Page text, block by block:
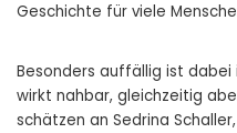
Geschichte für viele
Besonders auffällig ist dabei
wirkt nahbar, gleichzeitig
schätzen an Sedrina